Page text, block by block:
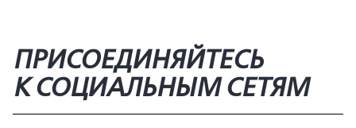
ПРИСОЕДИНЯЙТЕСЬ
К СОЦИАЛЬНЫМ СЕТЯМ